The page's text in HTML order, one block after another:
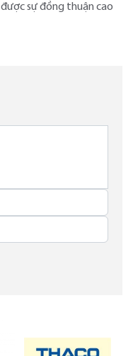
sự đồng thuận cao